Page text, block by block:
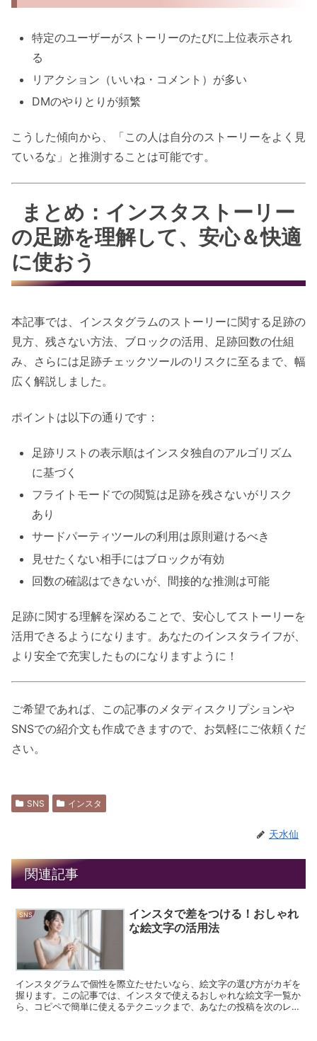
特定のユーザーがストーリーのたびに上位表示され
る
リアクション（いいね・コメント）が多い
DMのやりとりが頻繁
こうした傾向から、「この人は自分のストーリーをよく見
ているな」と推測することは可能です。
まとめ：インスタストーリー
の足跡を理解して、安心＆快適
に使おう
本記事では、インスタグラムのストーリーに関する足跡の
見方、残さない方法、ブロックの活用、足跡回数の仕組
み、さらには足跡チェックツールのリスクに至るまで、幅
広く解説しました。
ポイントは以下の通りです：
足跡リストの表示順はインスタ独自のアルゴリズム
に基づく
フライトモードでの閲覧は足跡を残さないがリスク
あり
サードパーティツールの利用は原則避けるべき
見せたくない相手にはブロックが有効
回数の確認はできないが、間接的な推測は可能
足跡に関する理解を深めることで、安心してストーリーを
活用できるようになります。あなたのインスタライフが、
より安全で充実したものになりますように！
ご希望であれば、この記事のメタディスクリプションや
SNSでの紹介文も作成できますので、お気軽にご依頼くだ
さい。
SNS インスタ
天水仙
関連記事
SNS
インスタで差をつける！おしゃれ
な絵文字の活用法
インスタグラムで個性を際立たせたいなら、絵文字の選び方がカギを
握ります。この記事では、インスタで使えるおしゃれな絵文字一覧か
ら、コピペで簡単に使えるテクニックまで、あなたの投稿を次のレベ